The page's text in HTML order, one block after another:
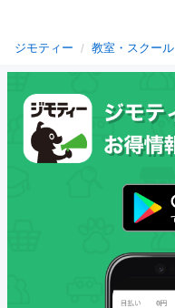
ジモティー 教室・スクール